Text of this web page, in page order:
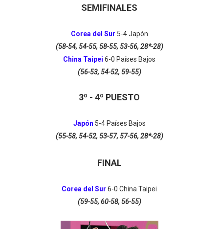
SEMIFINALES
Corea del Sur 5-4Japón
(58-54, 54-55, 58-55, 53-56, 28*-28)
China Taipei 6-0 Países Bajos
(56-53, 54-52, 59-55)
3º - 4º PUESTO
Japón 5-4 Países Bajos
(55-58, 54-52, 53-57, 57-56, 28*-28)
FINAL
Corea del Sur 6-0China Taipei
(59-55, 60-58, 56-55)